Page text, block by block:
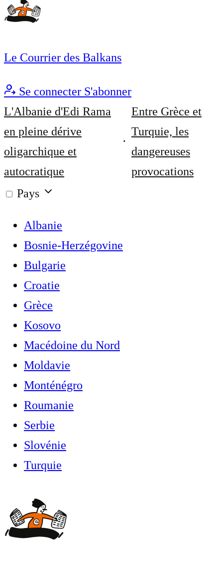
Le Courrier des Balkans
Se connecter S'abonner
L'Albanie d'Edi Rama
en pleine dérive
oligarchique et
autocratique
Entre Grèce et
Turquie, les
dangereuses
provocations
Pays
Albanie
Bosnie-Herzégovine
Bulgarie
Croatie
Grèce
Kosovo
Macédoine du Nord
Moldavie
Monténégro
Roumanie
Serbie
Slovénie
Turquie